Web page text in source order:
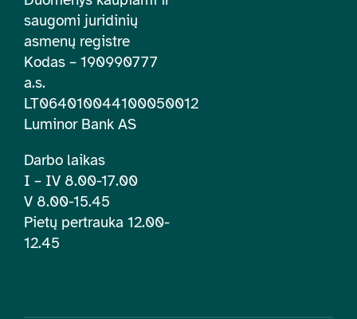
saugomi juridinių
asmenų registre
Kodas – 190990777
a.s.
LT064010044100050012
Luminor Bank AS
Darbo laikas
I – IV 8.00-17.00
V 8.00-15.45
Pietų pertrauka 12.00-
12.45